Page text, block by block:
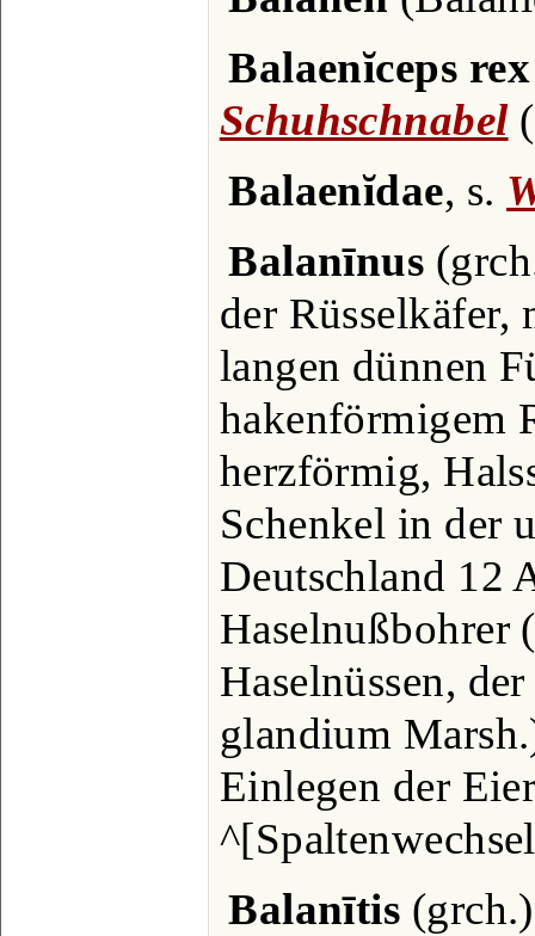
Balaenĭceps rex
Schuhschnabel
Balaenĭdae, s.
Balanīnus
der
langen dünnen
hakenförmigem
herzförmig,
Schenkel in der
Deutschland 12
Haselnußbohrer
Haselnüssen,
glandium
Einlegen der
Balanītis